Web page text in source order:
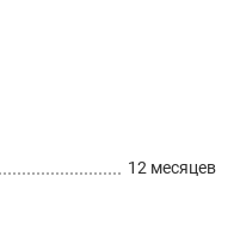
12 месяцев